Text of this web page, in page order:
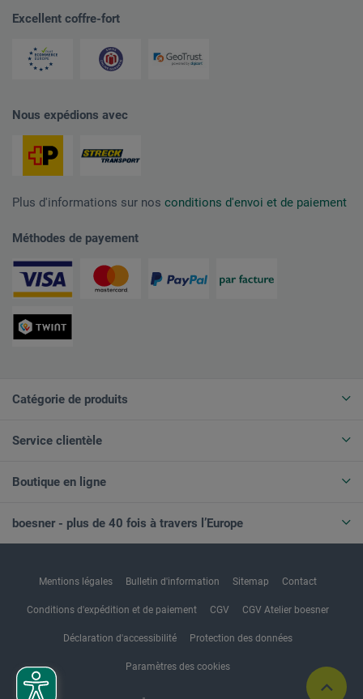
Excellent coffre-fort
Nous expédions avec
Plus d'informations sur nos conditions d'envoi et de paiement
Méthodes de payement
Catégorie de produits
Service clientèle
Boutique en ligne
boesner - plus de 40 fois à travers l’Europe
Mentions légales Bulletin d'information Sitemap Contact
Conditions d'expédition et de paiement CGV CGV Atelier boesner
Déclaration d'accessibilité Protection des données
Paramètres des cookies